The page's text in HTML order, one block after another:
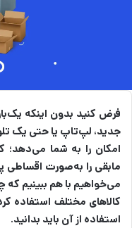
فرض کنید بدون اینکه
جدید، لپ‌تاپ یا حتی یک
امکان را به شما می‌دهد؛
مابقی را به‌صورت اقساطی
می‌خواهیم با هم ببینیم که
کالاهای مختلف استفاده
استفاده از آن باید بدانید.